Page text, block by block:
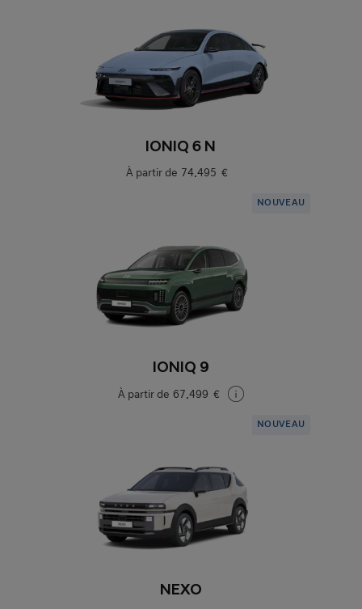
IONIQ 6 N
À partir de 74.495 €
NOUVEAU
IONIQ 9
À partir de 67.499 €
NOUVEAU
NEXO